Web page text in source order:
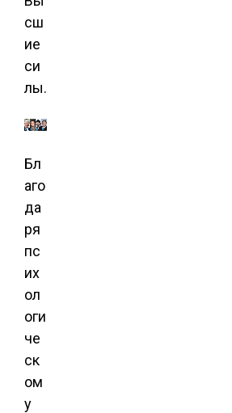
сш
ие
си
лы.
Бл
аго
да
ря
пс
их
ол
оги
че
ск
ом
у